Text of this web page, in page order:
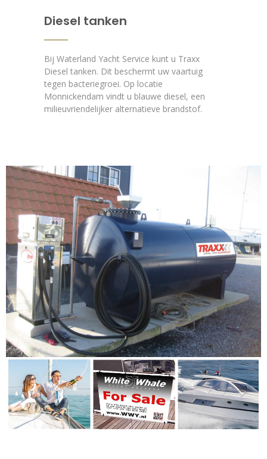
Diesel tanken
Bij Waterland Yacht Service kunt u Traxx
Diesel tanken. Dit beschermt uw vaartuig
tegen bacteriegroei. Op locatie
Monnickendam vindt u blauwe diesel, een
milieuvriendelijker alternatieve brandstof.